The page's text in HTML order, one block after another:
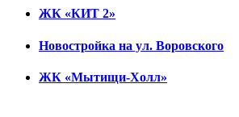
ЖК «КИТ 2»
Новостройка на ул. Воровского
ЖК «Мытищи-Холл»